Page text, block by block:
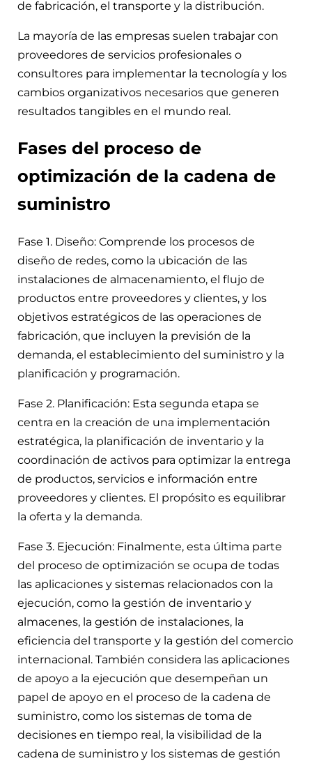
de fabricación, el transporte y la distribución.
La mayoría de las empresas suelen trabajar con
proveedores de servicios profesionales o
consultores para implementar la tecnología y los
cambios organizativos necesarios que generen
resultados tangibles en el mundo real.
Fases del proceso de
optimización de la cadena de
suministro
Fase 1. Diseño: Comprende los procesos de
diseño de redes, como la ubicación de las
instalaciones de almacenamiento, el flujo de
productos entre proveedores y clientes, y los
objetivos estratégicos de las operaciones de
fabricación, que incluyen la previsión de la
demanda, el establecimiento del suministro y la
planificación y programación.
Fase 2. Planificación: Esta segunda etapa se
centra en la creación de una implementación
estratégica, la planificación de inventario y la
coordinación de activos para optimizar la entrega
de productos, servicios e información entre
proveedores y clientes. El propósito es equilibrar
la oferta y la demanda.
Fase 3. Ejecución: Finalmente, esta última parte
del proceso de optimización se ocupa de todas
las aplicaciones y sistemas relacionados con la
ejecución, como la gestión de inventario y
almacenes, la gestión de instalaciones, la
eficiencia del transporte y la gestión del comercio
internacional. También considera las aplicaciones
de apoyo a la ejecución que desempeñan un
papel de apoyo en el proceso de la cadena de
suministro, como los sistemas de toma de
decisiones en tiempo real, la visibilidad de la
cadena de suministro y los sistemas de gestión